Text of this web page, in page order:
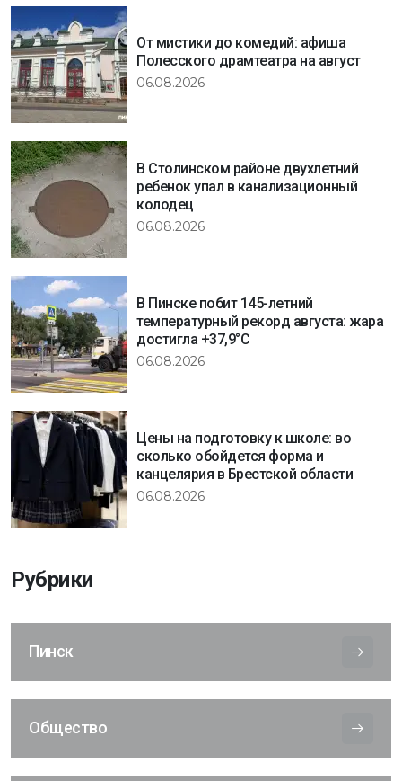
От мистики до комедий: афиша
Полесского драмтеатра на август
06.08.2026
В Столинском районе двухлетний
ребенок упал в канализационный
колодец
06.08.2026
В Пинске побит 145-летний
температурный рекорд августа: жара
достигла +37,9°C
06.08.2026
Цены на подготовку к школе: во
сколько обойдется форма и
канцелярия в Брестской области
06.08.2026
Рубрики
Пинск
Общество